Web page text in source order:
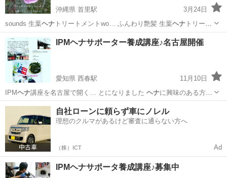
沖縄県 首里駅
3月24日
sounds 生葉ヘナトリートメントwo… ふんわり艶髪 生葉ヘナトリート
メント！！… 撹拌し、出来上がるヘナトリートメントの酸… とができ
ます。ヘナの成分のひとつに抗… イドの酸化を防いだヘナトリートメ
ントに仕… 最適...
沖縄 島尻郡 首里駅 その他 ヘナ
IPMヘナサポーター養成講座♪名古屋開催
愛知県 西春駅
11月10日
IPMヘナ講座を名古屋で開く… とになりました ヘナに興味のある方な
ら… ヘッドマッサージ、ヘナ の塗り方) 進み… 8000円ヘナ代4000
円、オイ… 0円 余ったヘナ はお持ち帰りです … 次回のヘナ
愛知 北名古屋市 美容健康
自社ローンに頼らず車にノレル
理想のクルマがあるけど審査に通らない方へ
（株）ICT Ad
IPMヘナサポータ養成講座♪募集中